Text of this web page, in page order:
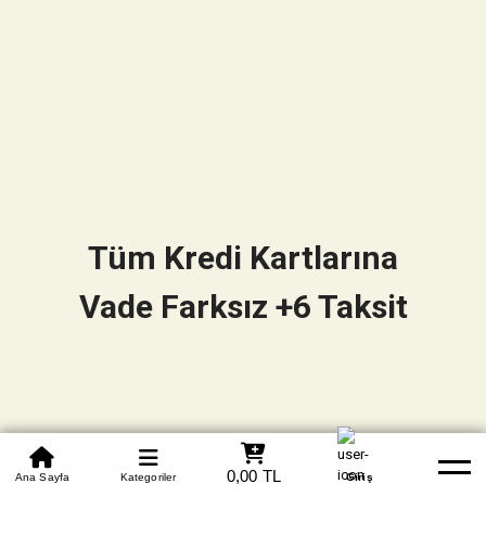
0850 305 09 70
Beden Tablosu Banka Hesapları Whatsapp Yardım
Ana Sayfa Kategoriler 0,00 TL Giriş
Tüm Kredi Kartlarına
Vade Farksız +6 Taksit